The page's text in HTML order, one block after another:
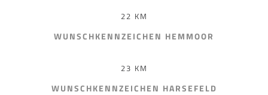
22 KM
WUNSCHKENNZEICHEN HEMMOOR
23 KM
WUNSCHKENNZEICHEN HARSEFELD